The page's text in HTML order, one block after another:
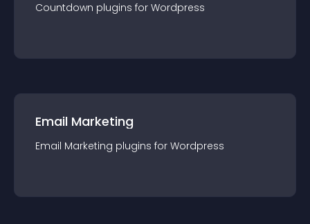
Countdown plugins for Wordpress
Email Marketing
Email Marketing plugins for Wordpress